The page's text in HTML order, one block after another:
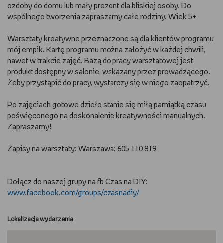
PASJE DZIECKA
TRENUJĘ
PORADNIKI
WYWIADY
WSZYSTKO O LEGO
ozdoby do domu lub mały prezent dla bliskiej osoby. Do
wspólnego tworzenia zapraszamy całe rodziny. Wiek 5+
Warsztaty kreatywne przeznaczone są dla klientów programu
mój empik. Kartę programu można założyć w każdej chwili,
nawet w trakcie zajęć. Bazą do pracy warsztatowej jest
produkt dostępny w salonie, wskazany przez prowadzącego.
Żeby przystąpić do pracy, wystarczy się w niego zaopatrzyć.
Po zajęciach gotowe dzieło stanie się miłą pamiątką czasu
poświęconego na doskonalenie kreatywności manualnych.
Zapraszamy!
Zapisy na warsztaty: Warszawa: 605 110 819
Dołącz do naszej grupy na fb Czas na DIY:
www.facebook.com/groups/czasnadiy/
Lokalizacja wydarzenia